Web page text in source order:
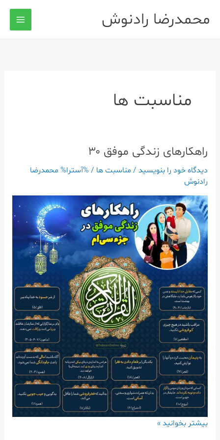
محمدرضا رادنوش
مناسبت ها
راهکارهای زندگی موفق ۳۰
دیدگاه‌ خود را بنویسید / مناسبت ها / %آسترا% محمدرضا
رادنوش
راهکارهای
موفق
۳۰
بیشتر بخوانید »